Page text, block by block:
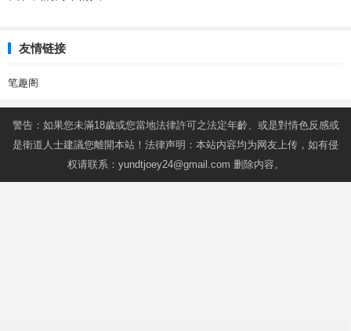
友情链接
笔趣阁
警告：如果您未滿18歲或您當地法律許可之法定年齡、或是對情色反感或
是衛道人士建議您離開本站！法律声明：本站内容均为网友上传，如有侵
权请联系： yundtjoey24@gmail.com 删除内容。